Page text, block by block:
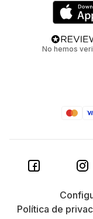
No hemos
Política de